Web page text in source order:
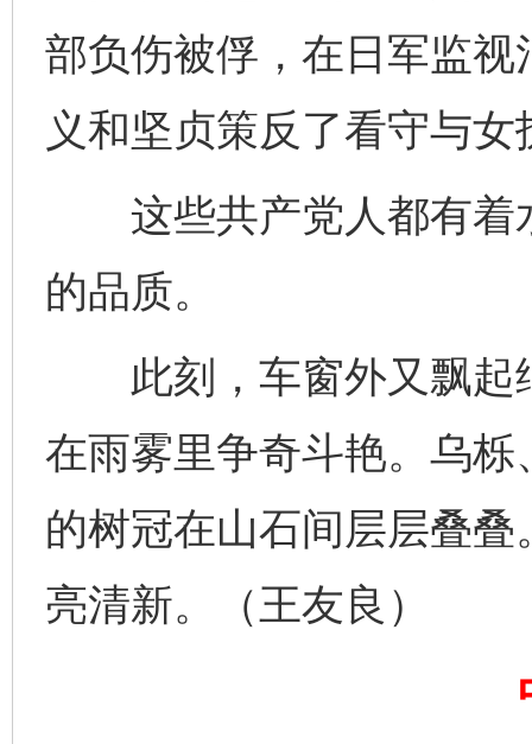
部负伤被俘，在日军监
义和坚贞策反了看守与女
这些共产党人都有着
的品质。
此刻，车窗外又飘起
在雨雾里争奇斗艳。乌
的树冠在山石间层层叠
亮清新。（王友良）
完善运行机制助力责任有效落实